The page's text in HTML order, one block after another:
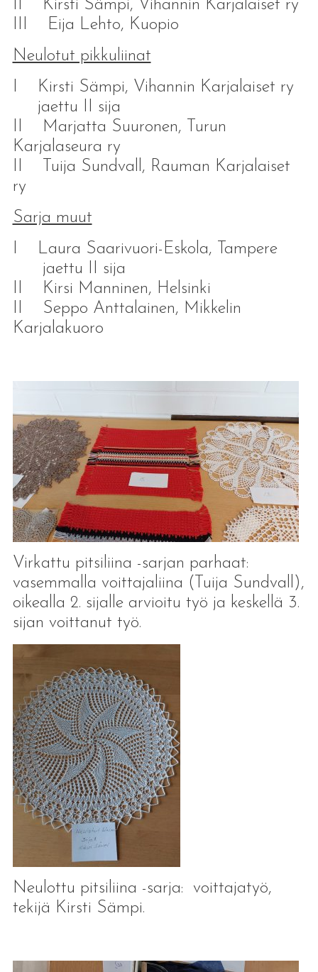
II Kirsti Sämpi, Vihannin Karjalaiset ry
III Eija Lehto, Kuopio
Neulotut pikkuliinat
I Kirsti Sämpi, Vihannin Karjalaiset ry
jaettu II sija
II Marjatta Suuronen, Turun
Karjalaseura ry
II Tuija Sundvall, Rauman Karjalaiset
ry
Sarja muut
I Laura Saarivuori-Eskola, Tampere
jaettu II sija
II Kirsi Manninen, Helsinki
II Seppo Anttalainen, Mikkelin
Karjalakuoro
Virkattu pitsiliina -sarjan parhaat:
vasemmalla voittajaliina (Tuija Sundvall),
oikealla 2. sijalle arvioitu työ ja keskellä 3.
sijan voittanut työ.
Neulottu pitsiliina -sarja: voittajatyö,
tekijä Kirsti Sämpi.